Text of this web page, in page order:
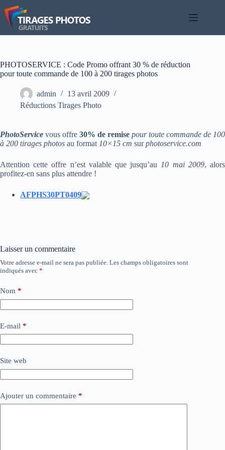
Passer
au
contenu
PHOTOSERVICE : Code Promo offrant 30 % de réduction
pour toute commande de 100 à 200 tirages photos
admin
13 avril 2009
Réductions Tirages Photo
PhotoService vous offre 30% de remise pour toute commande de 100
à 200 tirages photos au format 10×15 cm surphotoservice.com
Attention cette offre n’est valable que jusqu’au 10 mai 2009, alors
profitez-en sans plus attendre !
AFPHS30PT0409
Laisser un commentaire
Votre adresse e-mail ne sera pas publiée. Les champs obligatoires sont
indiqués avec *
Nom *
E-mail *
Site web
Ajouter un commentaire *